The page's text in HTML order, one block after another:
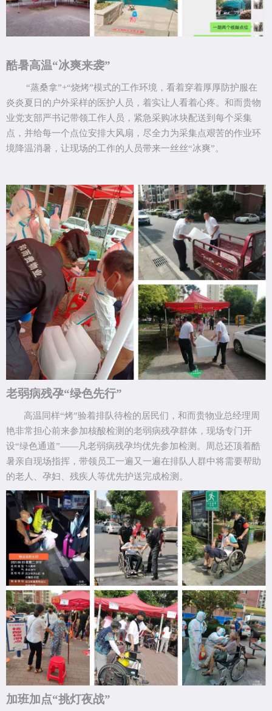
酷暑高温“冰爽来袭”
“蒸桑拿”+“烧烤”模式的工作环境，看着穿着厚厚防护服在
炎炎夏日的户外采样的医护人员，着实让人看着心疼。和而贵物
业党支部严书记带领工作人员，紧急采购冰块配送到每个采集
点，并给每一个点位安排大风扇，尽全力为采集点艰苦的作业环
境降温消暑，让现场的工作的人员带来一丝丝“冰爽”。
老弱病残孕“绿色先行”
高温同样“烤”验着排队待检的居民们，和而贵物业总经理周
艳非常担心前来参加核酸检测的老弱病残孕群体，现场专门开
设“绿色通道”——凡老弱病残孕均优先参加检测。周总还顶着酷
暑亲自现场指挥，带领员工一遍又一遍在排队人群中将需要帮助
的老人、孕妇、残疾人等优先护送完成检测。
加班加点“挑灯夜战”